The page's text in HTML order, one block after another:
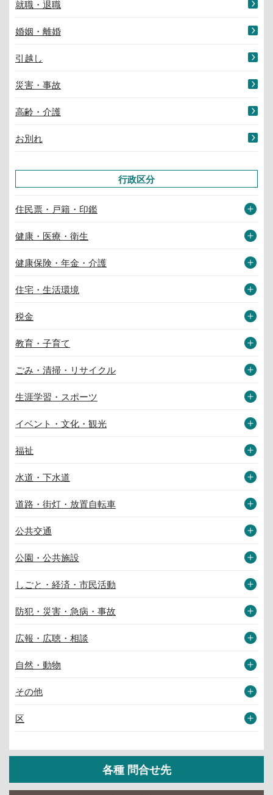
就職・退職
婚姻・離婚
引越し
災害・事故
高齢・介護
お別れ
行政区分
住民票・戸籍・印鑑
健康・医療・衛生
健康保険・年金・介護
住宅・生活環境
税金
教育・子育て
ごみ・清掃・リサイクル
生涯学習・スポーツ
イベント・文化・観光
福祉
水道・下水道
道路・街灯・放置自転車
公共交通
公園・公共施設
しごと・経済・市民活動
防犯・災害・急病・事故
広報・広聴・相談
自然・動物
その他
区
各種 問合せ先